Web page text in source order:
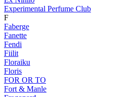
Experimental Perfume Club
F
Faberge
Fanette
Fendi
Fiilit
Floraiku
Floris
FOR OR TO
Fort & Manle